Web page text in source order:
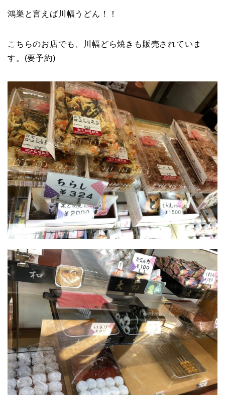
鴻巣と言えば川幅うどん！！
こちらのお店でも、川幅どら焼きも販売されていま
す。(要予約)